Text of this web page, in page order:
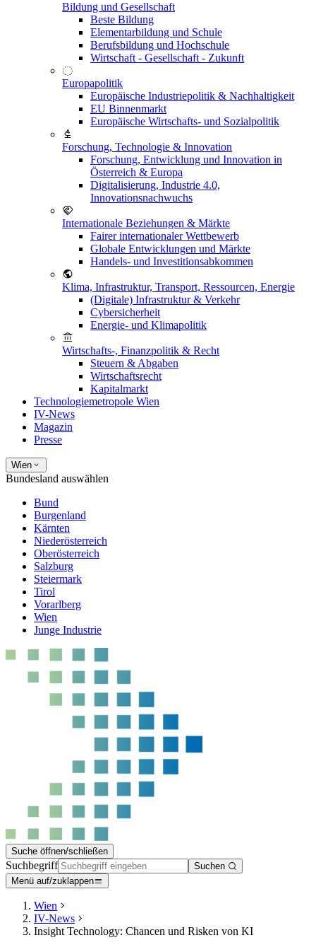
Bildung und Gesellschaft
Beste Bildung
Elementarbildung und Schule
Berufsbildung und Hochschule
Wirtschaft - Gesellschaft - Zukunft
Europapolitik
Europäische Industriepolitik & Nachhaltigkeit
EU Binnenmarkt
Europäische Wirtschafts- und Sozialpolitik
Forschung, Technologie & Innovation
Forschung, Entwicklung und Innovation in
Österreich & Europa
Digitalisierung, Industrie 4.0,
Innovationsnachwuchs
Internationale Beziehungen & Märkte
Fairer internationaler Wettbewerb
Globale Entwicklungen und Märkte
Handels- und Investitionsabkommen
Klima, Infrastruktur, Transport, Ressourcen, Energie
(Digitale) Infrastruktur & Verkehr
Cybersicherheit
Energie- und Klimapolitik
Wirtschafts-, Finanzpolitik & Recht
Steuern & Abgaben
Wirtschaftsrecht
Kapitalmarkt
Technologiemetropole Wien
IV-News
Magazin
Presse
Wien
Bundesland auswählen
Bund
Burgenland
Kärnten
Niederösterreich
Oberösterreich
Salzburg
Steiermark
Tirol
Vorarlberg
Wien
Junge Industrie
Suche öffnen/schließen
Suchbegriff
Suchen
Menü auf/zuklappen
Wien
IV-News
Insight Technology: Chancen und Risken von KI